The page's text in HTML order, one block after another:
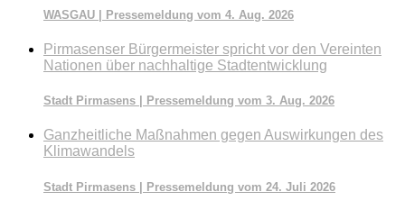
WASGAU | Pressemeldung vom 4. Aug. 2026
Pirmasenser Bürgermeister spricht vor den Vereinten
Nationen über nachhaltige Stadtentwicklung
Stadt Pirmasens | Pressemeldung vom 3. Aug. 2026
Ganzheitliche Maßnahmen gegen Auswirkungen des
Klimawandels
Stadt Pirmasens | Pressemeldung vom 24. Juli 2026